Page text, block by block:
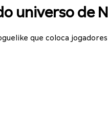
universo de
que coloca